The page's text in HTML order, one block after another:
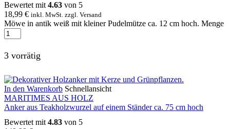
Bewertet mit 4.63 von 5
18,99 € inkl. MwSt. zzgl. Versand
Möwe in antik weiß mit kleiner Pudelmütze ca. 12 cm hoch. Menge
3 vorrätig
In den Warenkorb Schnellansicht
MARITIMES AUS HOLZ
Anker aus Teakholzwurzel auf einem Ständer ca. 75 cm hoch
Bewertet mit 4.83 von 5